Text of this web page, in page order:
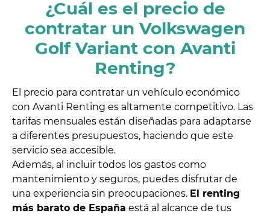
¿Cuál es el precio de
contratar un Volkswagen
Golf Variant con Avanti
Renting?
El precio para contratar un vehículo económico
con Avanti Renting es altamente competitivo. Las
tarifas mensuales están diseñadas para adaptarse
a diferentes presupuestos, haciendo que este
servicio sea accesible.
Además, al incluir todos los gastos como
mantenimiento y seguros, puedes disfrutar de
una experiencia sin preocupaciones. El renting
más barato de España está al alcance de tus